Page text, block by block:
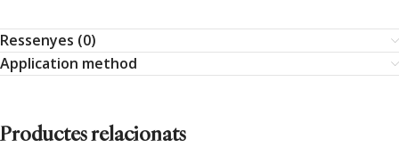
Ressenyes (0)
Application method
Productes relacionats